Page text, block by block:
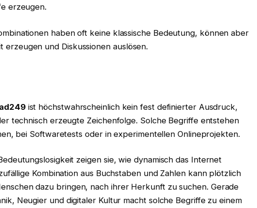
erzeugen.
haben oft keine klassische Bedeutung, können aber
erzeugen und Diskussionen auslösen.
ist höchstwahrscheinlich kein fest definierter Ausdruck,
technisch erzeugte Zeichenfolge. Solche Begriffe entstehen
bei Softwaretests oder in experimentellen Onlineprojekten.
zeigen sie, wie dynamisch das Internet
Kombination aus Buchstaben und Zahlen kann plötzlich
dazu bringen, nach ihrer Herkunft zu suchen. Gerade
Neugier und digitaler Kultur macht solche Begriffe zu einem